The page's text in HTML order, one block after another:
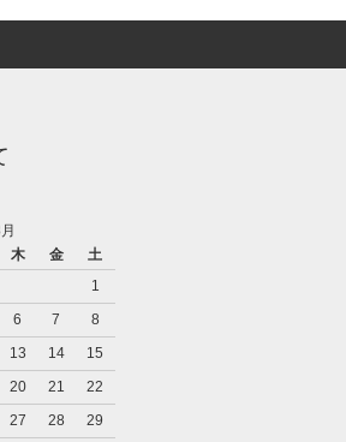
木 金
土
1
6 7
8
13 14
15
20 21
22
27 28 29